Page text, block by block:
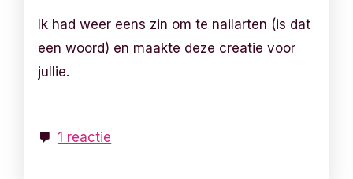
Ik had weer eens zin om te nailarten (is dat
een woord) en maakte deze creatie voor
jullie.
1 reactie